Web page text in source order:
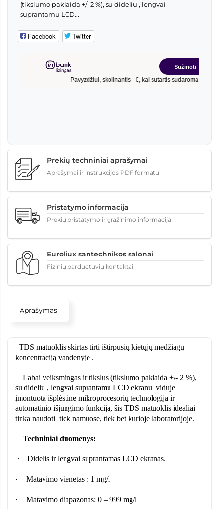
(tikslumo paklaida +/- 2 %), su dideliu , lengvai
suprantamu LCD...
Facebook Twitter
Prekių techniniai aprašymai
Aprašymai ir instrukcijos PDF formatu
Pristatymo informacija
Prekių pristatymo ir grąžinimo informacija
Euroliux santechnikos salonai
Fizinių parduotuvių kontaktai
Aprašymas
TDS matuoklis skirtas tirti ištirpusių kietųjų medžiagų
koncentraciją vandenyje .
Labai veiksmingas ir tikslus (tikslumo paklaida +/- 2 %),
su dideliu , lengvai suprantamu LCD ekranu, viduje
įmontuota išplėstine mikroprocesorių technologija ir
automatinio išjungimo funkcija, šis TDS matuoklis idealiai
tinka naudoti tiek namuose, tiek bet kurioje laboratorijoje.
Techniniai duomenys:
· Didelis ir lengvai suprantamas LCD ekranas.
· Matavimo vienetas : 1 mg/l
· Matavimo diapazonas: 0 – 999 mg/l